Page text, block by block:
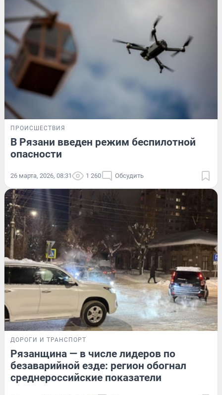
ПРОИСШЕСТВИЯ
В Рязани введен режим беспилотной
опасности
26 марта, 2026, 08:31 1 260 Обсудить
ДОРОГИ И ТРАНСПОРТ
Рязанщина — в числе лидеров по
безаварийной езде: регион обогнал
среднероссийские показатели